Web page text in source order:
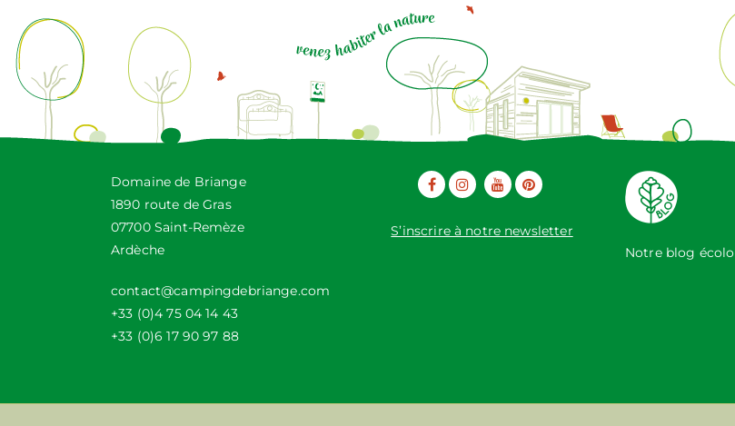
Domaine de Briange
1890 route de Gras
07700 Saint-Remèze
Ardèche
contact@campingdebriange.com
+33 (0)4 75 04 14 43
+33 (0)6 17 90 97 88
S’inscrire à notre newsletter
Notre blog écolo